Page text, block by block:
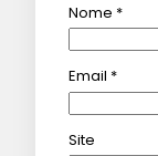
Nome *
Email *
Site